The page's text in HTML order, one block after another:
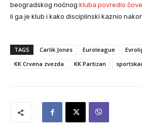
beogradskog noćnog kluba povredio čove
li ga je klub i kako disciplinski kaznio
TAGS Carlik Jones Euroleague
KK Crvena zvezda
KK Partizan